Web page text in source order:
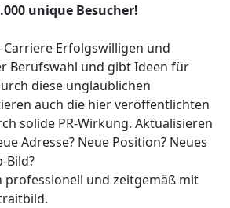
unique Besucher!
Erfolgswilligen und
Berufswahl und gibt Ideen für
diese unglaublichen
auch die hier veröffentlichten
solide PR-Wirkung. Aktualisieren
Adresse? Neue Position? Neues
Bild?
professionell und zeitgemäß mit